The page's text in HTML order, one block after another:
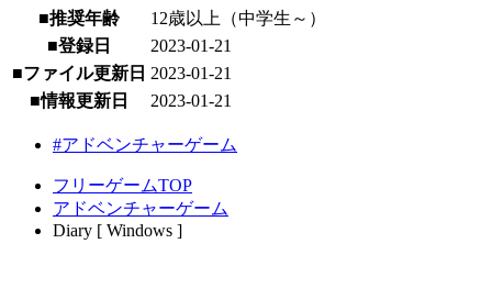
■推奨年齢
12歳以上（中学生～）
■登録日
2023-01-21
■ファイル更新日 2023-01-21
■情報更新日
2023-01-21
#アドベンチャーゲーム
フリーゲームTOP
アドベンチャーゲーム
Diary [ Windows ]